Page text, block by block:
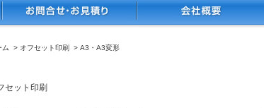
ム > オフセット印刷 > A3・A3変形
セット印刷